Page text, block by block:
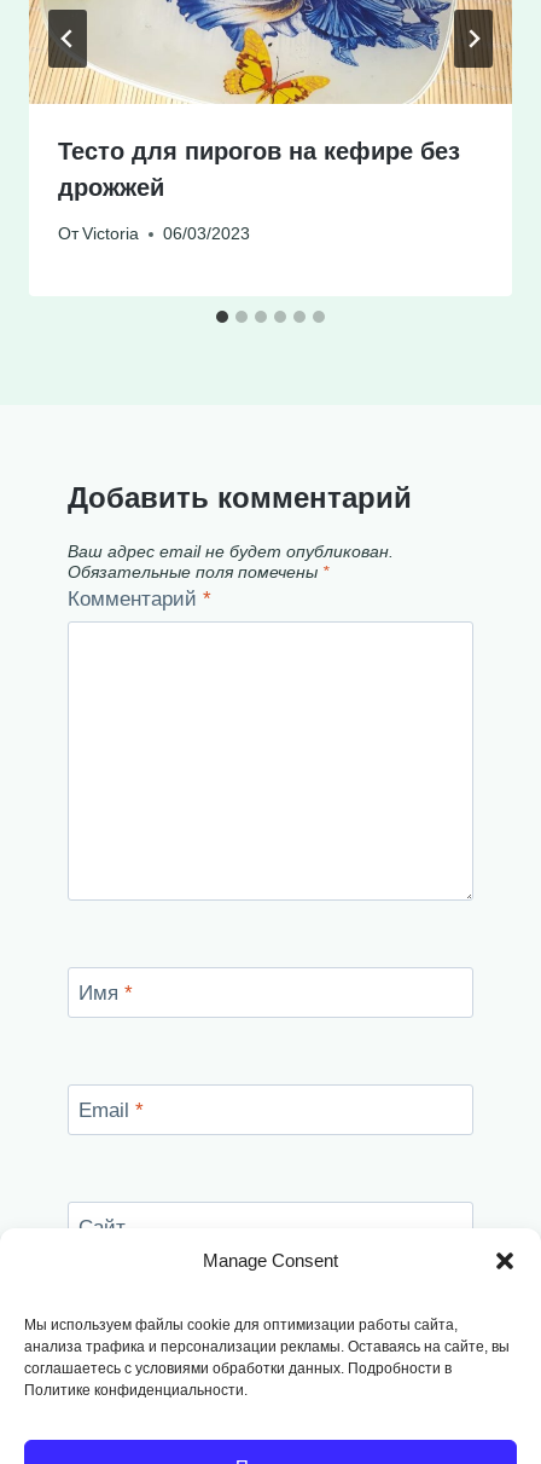
Manage Consent
Мы используем файлы cookie для оптимизации работы сайта,
анализа трафика и персонализации рекламы. Оставаясь на сайте, вы
соглашаетесь с условиями обработки данных. Подробности в
Политике конфиденциальности.
Тесто для пирогов на кефире без
дрожжей
От Victoria 06/03/2023
Добавить комментарий
Ваш адрес email не будет опубликован.
Обязательные поля помечены *
Комментарий *
Имя *
Email *
Сайт
этом браузере для последующих моих
комментариев.